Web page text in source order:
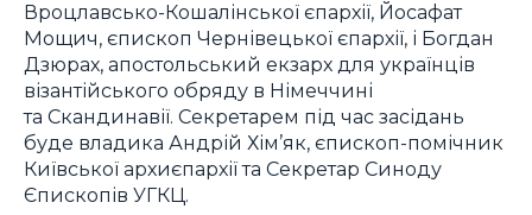
Вроцлавсько-Кошалінської єпархії, Йосафат
Мощич, єпископ Чернівецької єпархії, і Богдан
Дзюрах, апостольський екзарх для українців
візантійського обряду в Німеччині
та Скандинавії. Секретарем під час засідань
буде владика Андрій Хім’як, єпископ-помічник
Київської архиєпархії та Секретар Синоду
Єпископів УГКЦ.